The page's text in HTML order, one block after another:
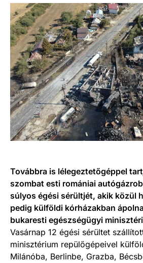
Továbbra is lélegeztetőgéppel
szombat esti romániai
súlyos égési sérültjét, akik közül
pedig külföldi kórházakban
bukaresti egészségügyi
Vasárnap 12 égési sérültet
minisztérium repülőgépeivel
Milánóba, Berlinbe, Grazba,